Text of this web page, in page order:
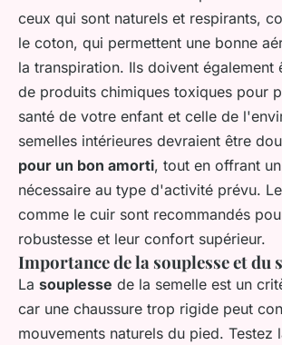
ceux qui sont naturels et respirants,
le coton, qui permettent une bonne
la transpiration. Ils doivent également
de produits chimiques toxiques pour
santé de votre enfant et celle de
semelles intérieures devraient être
pour un bon amorti, tout en offrant
nécessaire au type d'activité prévu.
comme le cuir sont recommandés
robustesse et leur confort supérieur.
Importance de la souplesse et du
La souplesse de la semelle est un
car une chaussure trop rigide peut
mouvements naturels du pied. Testez